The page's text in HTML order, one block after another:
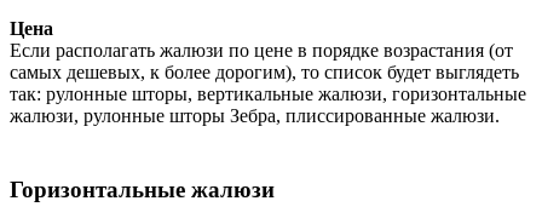
Цена
Если располагать жалюзи по цене в порядке возрастания (от
самых дешевых, к более дорогим), то список будет выглядеть
так: рулонные шторы, вертикальные жалюзи, горизонтальные
жалюзи, рулонные шторы Зебра, плиссированные жалюзи.
Горизонтальные жалюзи